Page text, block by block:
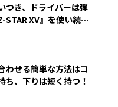
つき、ドライバーは弾
STAR XV』を使い続け
わせる簡単な方法はコ
、下りは短く持つ！